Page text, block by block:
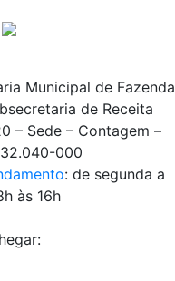
Municipal de Fazenda
de Receita
– Sede – Contagem –
32.040-000
: de segunda a
às 16h